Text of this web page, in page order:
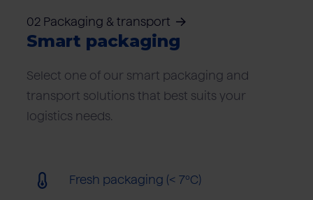
02 Packaging & transport
Smart packaging
Select one of our smart packaging and
transport solutions that best suits your
logistics needs.
Fresh packaging (< 7ºC)